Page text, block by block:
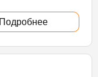
Подробнее